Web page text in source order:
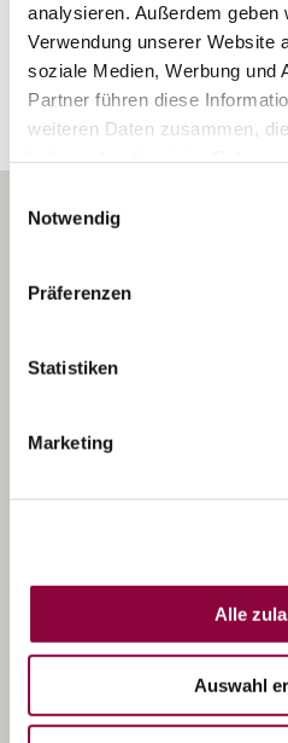
analysieren. Außerdem
Verwendung unserer Website
soziale Medien, Werbung und
Partner führen diese
weiteren Daten zusammen,
Notwendig
Präferenzen
Statistiken
Marketing
Alle
Auswahl
Erkunden Sie die
Weingüter